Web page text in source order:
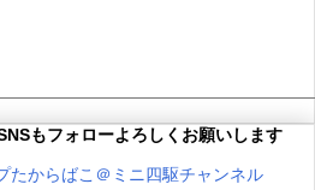
もフォローよろしくお願いします
たからばこ＠ミニ四駆チャンネル